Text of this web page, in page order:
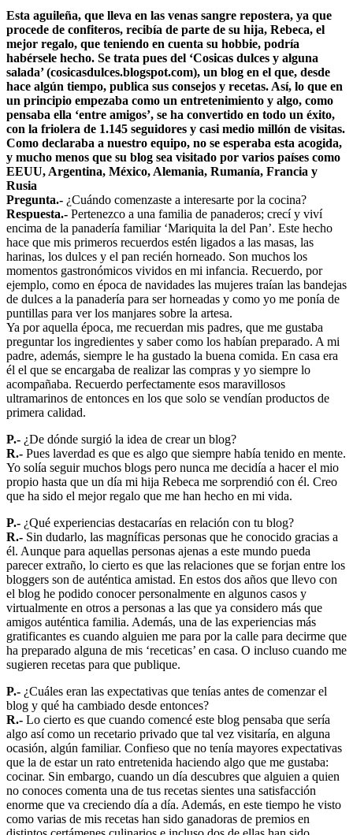
Esta aguileña, que lleva en las venas sangre repostera, ya que
procede de confiteros, recibía de parte de su hija, Rebeca, el
mejor regalo, que teniendo en cuenta su hobbie, podría
habérsele hecho. Se trata pues del ‘Cosicas dulces y alguna
salada’ (cosicasdulces.blogspot.com), un blog en el que, desde
hace algún tiempo, publica sus consejos y recetas. Así, lo que en
un principio empezaba como un entretenimiento y algo, como
pensaba ella ‘entre amigos’, se ha convertido en todo un éxito,
con la friolera de 1.145 seguidores y casi medio millón de visitas.
Como declaraba a nuestro equipo, no se esperaba esta acogida,
y mucho menos que su blog sea visitado por varios países como
EEUU, Argentina, México, Alemania, Rumanía, Francia y
Rusia
Pregunta.- ¿Cuándo comenzaste a interesarte por la cocina?
Respuesta.- Pertenezco a una familia de panaderos; crecí y viví
encima de la panadería familiar ‘Mariquita la del Pan’. Este hecho
hace que mis primeros recuerdos estén ligados a las masas, las
harinas, los dulces y el pan recién horneado. Son muchos los
momentos gastronómicos vividos en mi infancia. Recuerdo, por
ejemplo, como en época de navidades las mujeres traían las bandejas
de dulces a la panadería para ser horneadas y como yo me ponía de
puntillas para ver los manjares sobre la artesa.
Ya por aquella época, me recuerdan mis padres, que me gustaba
preguntar los ingredientes y saber como los habían preparado. A mi
padre, además, siempre le ha gustado la buena comida. En casa era
él el que se encargaba de realizar las compras y yo siempre lo
acompañaba. Recuerdo perfectamente esos maravillosos
ultramarinos de entonces en los que solo se vendían productos de
primera calidad.
P.- ¿De dónde surgió la idea de crear un blog?
R.- Pues laverdad es que es algo que siempre había tenido en mente.
Yo solía seguir muchos blogs pero nunca me decidía a hacer el mio
propio hasta que un día mi hija Rebeca me sorprendió con él. Creo
que ha sido el mejor regalo que me han hecho en mi vida.
P.- ¿Qué experiencias destacarías en relación con tu blog?
R.- Sin dudarlo, las magníficas personas que he conocido gracias a
él. Aunque para aquellas personas ajenas a este mundo pueda
parecer extraño, lo cierto es que las relaciones que se forjan entre los
bloggers son de auténtica amistad. En estos dos años que llevo con
el blog he podido conocer personalmente en algunos casos y
virtualmente en otros a personas a las que ya considero más que
amigos auténtica familia. Además, una de las experiencias más
gratificantes es cuando alguien me para por la calle para decirme que
ha preparado alguna de mis ‘receticas’ en casa. O incluso cuando me
sugieren recetas para que publique.
P.- ¿Cuáles eran las expectativas que tenías antes de comenzar el
blog y qué ha cambiado desde entonces?
R.- Lo cierto es que cuando comencé este blog pensaba que sería
algo así como un recetario privado que tal vez visitaría, en alguna
ocasión, algún familiar. Confieso que no tenía mayores expectativas
que la de estar un rato entretenida haciendo algo que me gustaba:
cocinar. Sin embargo, cuando un día descubres que alguien a quien
no conoces comenta una de tus recetas sientes una satisfacción
enorme que va creciendo día a día. Además, en este tiempo he visto
como varias de mis recetas han sido ganadoras de premios en